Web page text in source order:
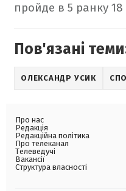
пройде в 5 ранку 18
Пов'язані
ОЛЕКСАНДР УСИК
Про нас
Редакція
Редакційна політика
Про телеканал
Телеведучі
Вакансії
Структура власності